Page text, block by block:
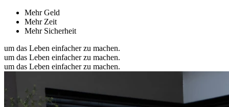
Mehr Geld
Mehr Zeit
Mehr Sicherheit
um das Leben einfacher zu machen.
um das Leben einfacher zu machen.
um das Leben einfacher zu machen.